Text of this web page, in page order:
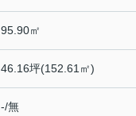
95.90㎡
46.16坪(152.61㎡)
-/無